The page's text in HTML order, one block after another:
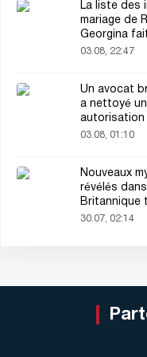
La liste des
mariage de
Georgina
03.08, 22:47
Un avocat
a nettoyé
autorisation
2 ans de
03.08, 01:10
Nouveaux
révélés
Britannique
une valise
30.07, 02:14